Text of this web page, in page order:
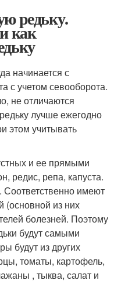
редьку.
как
начинается с
с учетом севооборота.
не отличаются
лучше ежегодно
этом учитывать
и ее прямыми
редис, репа, капуста.
Соответственно имеют
(основной из них
болезней. Поэтому
будут самыми
будут из других
томаты, картофель,
, тыква, салат и